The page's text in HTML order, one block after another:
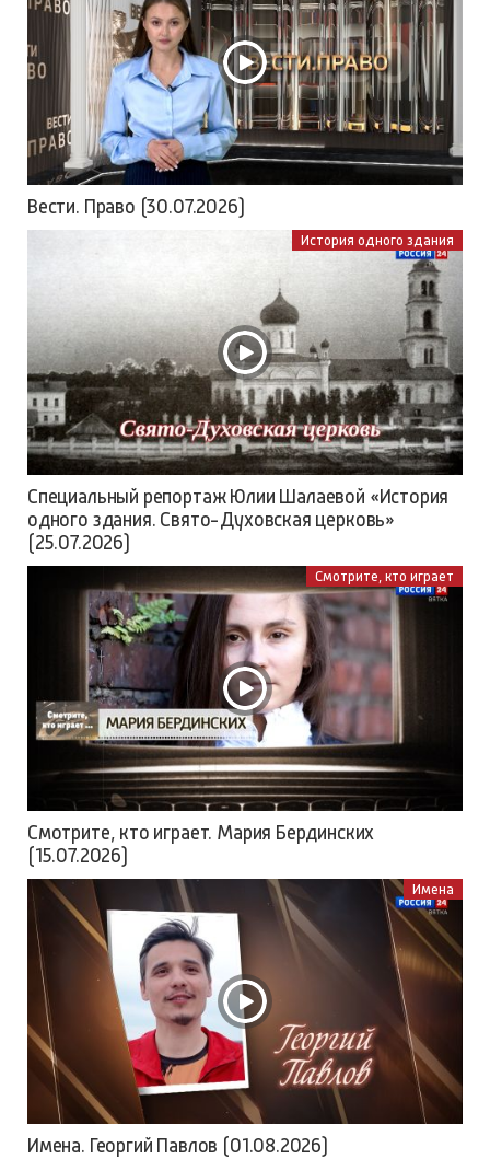
Вести. Право (30.07.2026)
История одного здания
Специальный репортаж Юлии Шалаевой «История
одного здания. Свято-Духовская церковь»
(25.07.2026)
Смотрите, кто играет
Смотрите, кто играет. Мария Бердинских
(15.07.2026)
Имена
Имена. Георгий Павлов (01.08.2026)